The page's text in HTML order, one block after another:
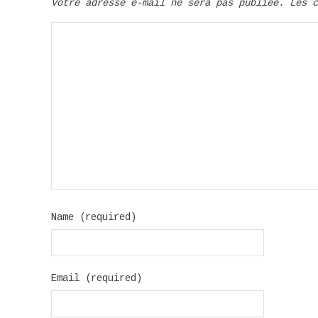
Votre adresse e-mail ne sera pas publiée. Les
Name (required)
Email (required)